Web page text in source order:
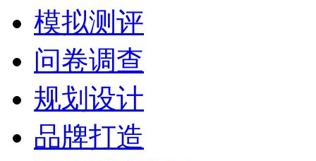
模拟测评
问卷调查
规划设计
品牌打造